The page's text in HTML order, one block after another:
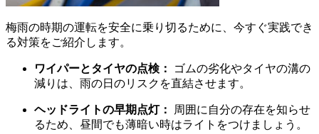
梅雨の時期の運転を安全に乗り切るために、今すぐ実践でき
る対策をご紹介します。
ワイパーとタイヤの点検：
ゴムの劣化やタイヤの溝の
減りは、雨の日のリスクを直結させます。
ヘッドライトの早期点灯：
周囲に自分の存在を知らせ
るため、昼間でも薄暗い時はライトをつけましょう。